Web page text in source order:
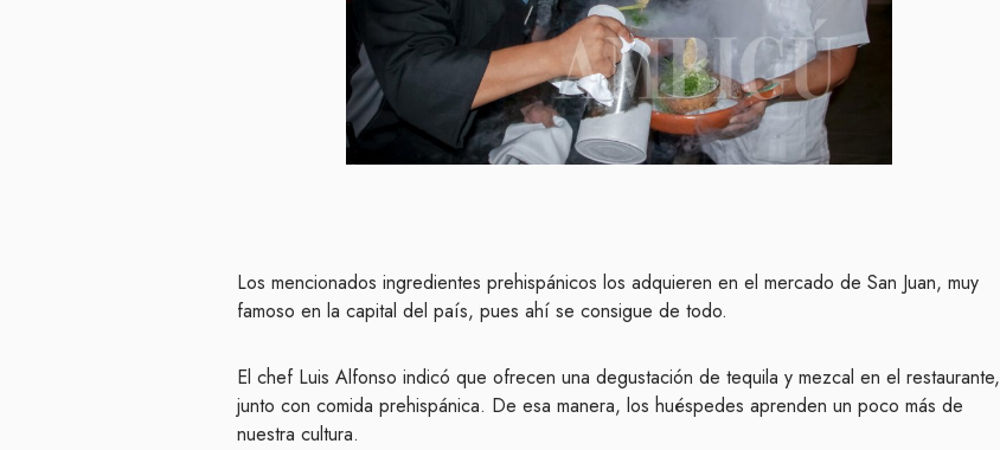
Los mencionados ingredientes prehispánicos los adquieren en el mercado de San Juan, muy
famoso en la capital del país, pues ahí se consigue de todo.
El chef Luis Alfonso indicó que ofrecen una degustación de tequila y mezcal en el restaurante,
junto con comida prehispánica. De esa manera, los huéspedes aprenden un poco más de
nuestra cultura.